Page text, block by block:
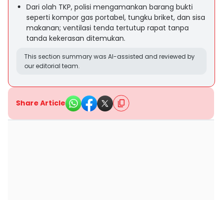
Dari olah TKP, polisi mengamankan barang bukti
seperti kompor gas portabel, tungku briket, dan sisa
makanan; ventilasi tenda tertutup rapat tanpa
tanda kekerasan ditemukan.
This section summary was AI-assisted and reviewed by
our editorial team.
Share Article